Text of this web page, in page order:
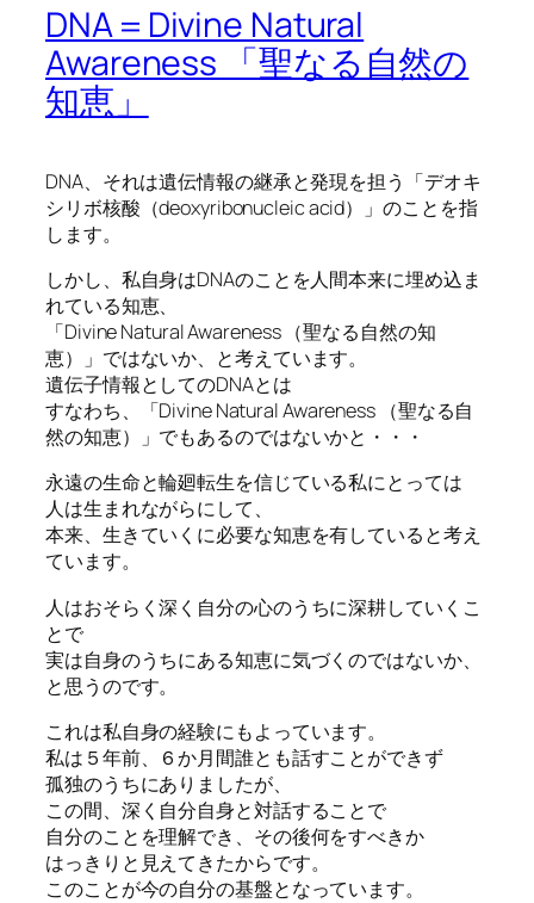
DNA＝Divine Natural
Awareness 「聖なる自然の
知恵」
DNA、それは遺伝情報の継承と発現を担う「デオキ
シリボ核酸（deoxyribonucleic acid）」のことを指
します。
しかし、私自身はDNAのことを人間本来に埋め込ま
れている知恵、
「Divine Natural Awareness （聖なる自然の知
恵）」ではないか、と考えています。
遺伝子情報としてのDNAとは
すなわち、「Divine Natural Awareness （聖なる自
然の知恵）」でもあるのではないかと・・・
永遠の生命と輪廻転生を信じている私にとっては
人は生まれながらにして、
本来、生きていくに必要な知恵を有していると考え
ています。
人はおそらく深く自分の心のうちに深耕していくこ
とで
実は自身のうちにある知恵に気づくのではないか、
と思うのです。
これは私自身の経験にもよっています。
私は５年前、６か月間誰とも話すことができず
孤独のうちにありましたが、
この間、深く自分自身と対話することで
自分のことを理解でき、その後何をすべきか
はっきりと見えてきたからです。
このことが今の自分の基盤となっています。